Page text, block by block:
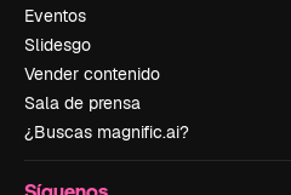
Eventos
Slidesgo
Vender contenido
Sala de prensa
¿Buscas magnific.ai?